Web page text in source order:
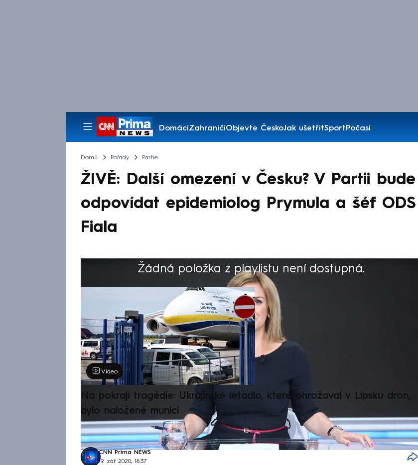
DomácíZahraničíObjevte ČeskoJak ušetřitSportPočasí
Pořady
Domů Pořady Partie
ŽIVĚ: Další omezení v Česku? V Partii bude
odpovídat epidemiolog Prymula a šéf ODS
Fiala
Žádná položka z playlistu není dostupná.
Výběr redakce
Video
Na pokraji tragédie: Ukrajinské letadlo, které ohrožoval v Lipsku dron,
bylo naložené municí
CNN Prima NEWS
19. zář 2020, 18:37